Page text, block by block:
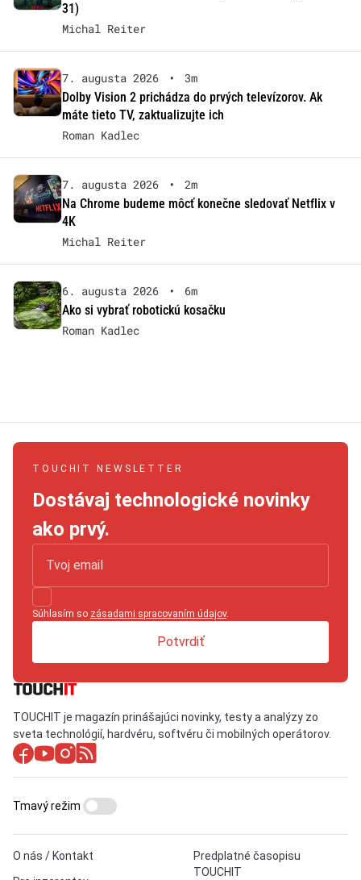
31)
Michal Reiter
7. augusta 2026 •
3m
Dolby Vision 2 prichádza do prvých televízorov. Ak
máte tieto TV, zaktualizujte ich
Roman Kadlec
7. augusta 2026 •
2m
Na Chrome budeme môcť konečne sledovať Netflix v
4K
Michal Reiter
6. augusta 2026 •
6m
Ako si vybrať robotickú kosačku
Roman Kadlec
TOUCHIT NEWSLETTER
Dostávaj technologické novinky
ako prvý.
Súhlasím so zásadami spracovaním údajov.
Potvrdiť
TOUCHIT je magazín prinášajúci novinky, testy a analýzy zo
sveta technológií, hardvéru, softvéru či mobilných operátorov.
O nás / Kontakt
Predplatné časopisu
TOUCHIT
Tmavý režim